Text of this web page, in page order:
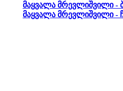
მაყვალა მრევლიშვილი -
მაყვალა მრევლიშვილი -